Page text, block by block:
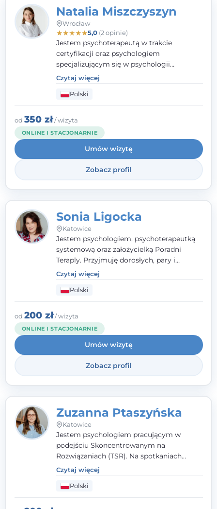
Natalia Miszczyszyn
Wrocław
★★★★★5,0(2 opinie)
Jestem psychoterapeutą w trakcie
certyfikacji oraz psychologiem
specjalizującym się w psychologii
klinicznej. Ukończyłam również studia
podyplomowe z Praktycznej Diagnozy
Psychologicznej. Aktywnie uczestniczę w
działalności Polskiego Towarzystwa
Psychiatrycznego oraz Polskiego
Towarzystwa Psychologicznego, a także
jestem członkiem nadzwyczajnym
Wielkopolskiego Towarzystwa Terapii
Systemowej.
Czytaj więcej
Polski
od 350 zł/ wizyta
ONLINE I STACJONARNIE
Umów wizytę
Zobacz profil
Sonia Ligocka
Katowice
Jestem psychologiem, psychoterapeutką
systemową oraz założycielką Poradni
Teraply. Przyjmuję dorosłych, pary i
rodziny, dobierając metody do
indywidualnych zasobów pacjenta. Wierzę
w drzemiące w Tobie zasoby, które
pozwolą Ci wyjść z kryzysu - a jeśli jeszcze
ich nie widzisz, pomogę Ci je odsłonić.
Czytaj więcej
Polski
od 200 zł/ wizyta
ONLINE I STACJONARNIE
Umów wizytę
Zobacz profil
Zuzanna Ptaszyńska
Katowice
Jestem psychologiem pracującym w
podejściu Skoncentrowanym na
Rozwiązaniach (TSR). Na spotkaniach
pracuję w sposób dopasowany do Ciebie -
nawet jeśli na starcie nie wiesz dokładnie,
czego potrzebujesz, odkrywamy to razem,
krok po kroku. Towarzyszę dorosłym oraz
Czytaj więcej
Polski